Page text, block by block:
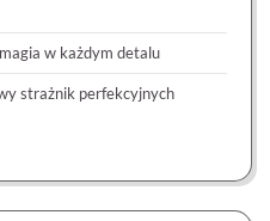
w każdym detalu
strażnik perfekcyjnych